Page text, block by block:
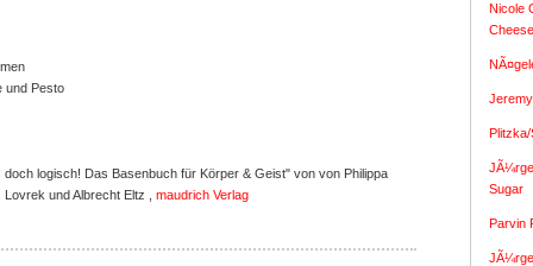
und Pesto
logisch! Das Basenbuch für Körper & Geist" von von Philippa
und Albrecht Eltz , maudrich Verlag
Nicole
Sugar
Parvin